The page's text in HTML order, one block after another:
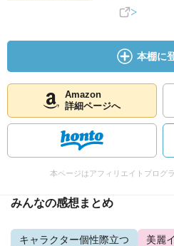
本棚に
Amazon
詳細ページへ
本ページはアフィリエイトプログ
みんなの感想まとめ
キャラクター個性際立つ
美麗